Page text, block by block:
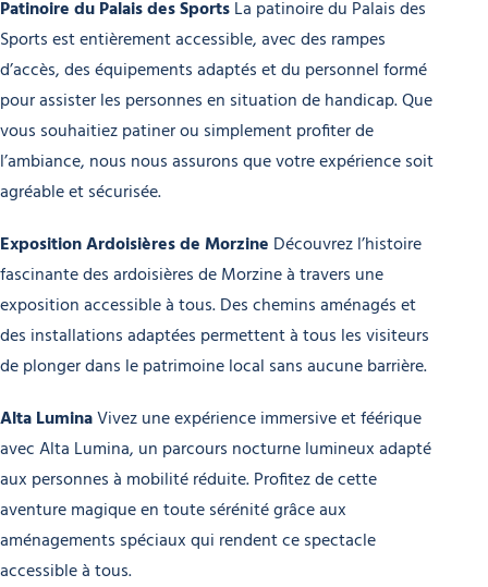
Patinoire du Palais des SportsLa patinoire du Palais des
Sports est entièrement accessible, avec des rampes
d’accès, des équipements adaptés et du personnel formé
pour assister les personnes en situation de handicap. Que
vous souhaitiez patiner ou simplement profiter de
l’ambiance, nous nous assurons que votre expérience soit
agréable et sécurisée.
Exposition Ardoisières de Morzine Découvrez l’histoire
fascinante des ardoisières de Morzine à travers une
exposition accessible à tous. Des chemins aménagés et
des installations adaptées permettent à tous les visiteurs
de plonger dans le patrimoine local sans aucune barrière.
Alta LuminaVivez une expérience immersive et féérique
avec Alta Lumina, un parcours nocturne lumineux adapté
aux personnes à mobilité réduite. Profitez de cette
aventure magique en toute sérénité grâce aux
aménagements spéciaux qui rendent ce spectacle
accessible à tous.